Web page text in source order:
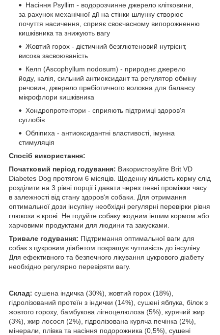
Насіння Psyllim - водорозчинне джерело клітковини,
за рахунок механічної дії на стінки шлунку створює
почуття насичення, сприяє своєчасному випорожненню
кишківника та знижують вагу
Жовтий горох - дієтичний безглютеновий нутрієнт,
висока засвоюваність
Келп (Ascophyllum nodosum) - природнє джерело
йоду, калія, сильний антиоксидант та регулятор обміну
речовин, джерело пребіотичного волокна для балансу
мікрофлори кишківника
Хондропротектори - сприяють підтримці здоров'я
суглобів
Обліпиха - антиоксидантні властивості, імунна
стимуляція
Спосіб використання:
Початковий період годування: Використовуйте Brit VD
Diabetes Dog протягом 6 місяців. Щоденну кількість корму слід
розділити на 3 рівні порції і давати через певні проміжки часу
в залежності від стану здоров'я собаки. Для отримання
оптимальної дози інсуліну необхідні регулярні перевірки рівня
глюкози в крові. Не годуйте собаку жодним іншим кормом або
харчовими продуктами для людини та закусками.
Тривале годування: Підтримання оптимальної ваги для
собак з цукровим діабетом покращує чутливість до інсуліну.
Для ефективного та безпечного лікування цукрового діабету
необхідно регулярно перевіряти вагу.
Склад: сушена індичка (30%), жовтий горох (18%),
гідролізований протеїн з індички (14%), сушені яблука, білок з
жовтого гороху, бамбукова лігноцелюлоза (5%), курячий жир
(3%), жир лосося (2%), гідролізована куряча печінка (2%),
мінерали, плівка та насіння подорожника (0,5%), сушені